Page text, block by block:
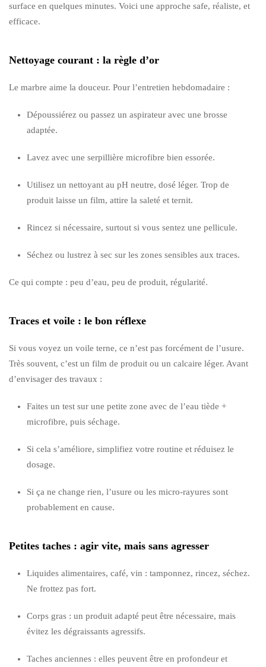
surface en quelques minutes. Voici une approche safe, réaliste, et
efficace.
Nettoyage courant : la règle d’or
Le marbre aime la douceur. Pour l’entretien hebdomadaire :
Dépoussiérez ou passez un aspirateur avec une brosse
adaptée.
Lavez avec une serpillière microfibre bien essorée.
Utilisez un nettoyant au pH neutre, dosé léger. Trop de
produit laisse un film, attire la saleté et ternit.
Rincez si nécessaire, surtout si vous sentez une pellicule.
Séchez ou lustrez à sec sur les zones sensibles aux traces.
Ce qui compte : peu d’eau, peu de produit, régularité.
Traces et voile : le bon réflexe
Si vous voyez un voile terne, ce n’est pas forcément de l’usure.
Très souvent, c’est un film de produit ou un calcaire léger. Avant
d’envisager des travaux :
Faites un test sur une petite zone avec de l’eau tiède +
microfibre, puis séchage.
Si cela s’améliore, simplifiez votre routine et réduisez le
dosage.
Si ça ne change rien, l’usure ou les micro-rayures sont
probablement en cause.
Petites taches : agir vite, mais sans agresser
Liquides alimentaires, café, vin : tamponnez, rincez, séchez.
Ne frottez pas fort.
Corps gras : un produit adapté peut être nécessaire, mais
évitez les dégraissants agressifs.
Taches anciennes : elles peuvent être en profondeur et